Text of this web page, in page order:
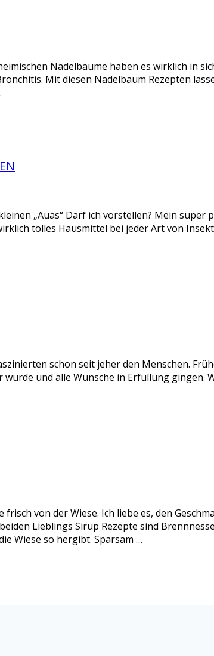
Nadelbäume haben es wirklich in
Mit diesen Nadelbaum Rezepten
„Auas“ Darf ich vorstellen? Mein
tolles Hausmittel bei jeder Art von
schon seit jeher den Menschen.
und alle Wünsche in Erfüllung gingen.
von der Wiese. Ich liebe es, den
Lieblings Sirup Rezepte sind
Wiese so hergibt. Sparsam …